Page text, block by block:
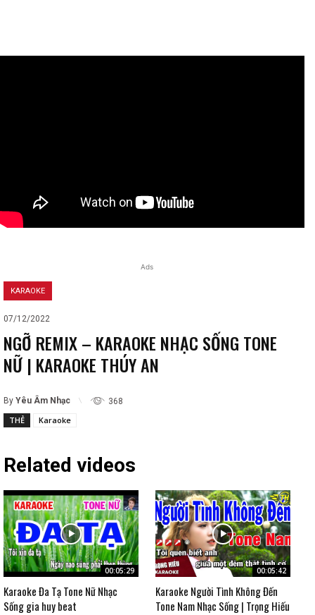
Ads
KARAOKE
07/12/2022
NGỠ REMIX – KARAOKE NHẠC SỐNG TONE
NỮ | KARAOKE THÚY AN
By Yêu Âm Nhạc 368
THẺ Karaoke
Related videos
00:05:29
Karaoke Đa Tạ Tone Nữ Nhạc
Sống gia huy beat
00:05:42
Karaoke Người Tình Không Đến
Tone Nam Nhạc Sống | Trọng Hiếu